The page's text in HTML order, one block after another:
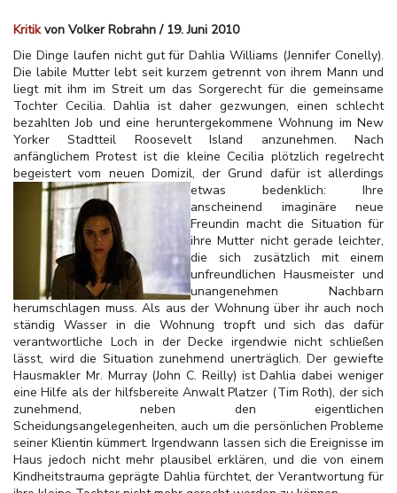
Kritikvon Volker Robrahn / 19. Juni 2010
Die Dinge laufen nicht gut für Dahlia Williams (Jennifer Conelly).
Die labile Mutter lebt seit kurzem getrennt von ihrem Mann und
liegt mit ihm im Streit um das Sorgerecht für die gemeinsame
Tochter Cecilia. Dahlia ist daher gezwungen, einen schlecht
bezahlten Job und eine heruntergekommene Wohnung im New
Yorker Stadtteil Roosevelt Island anzunehmen. Nach
anfänglichem Protest ist die kleine Cecilia plötzlich regelrecht
begeistert vom neuen Domizil, der Grund dafür ist allerdings
etwas bedenklich: Ihre
anscheinend imaginäre neue
Freundin macht die Situation für
ihre Mutter nicht gerade leichter,
die sich zusätzlich mit einem
unfreundlichen Hausmeister und
unangenehmen Nachbarn
herumschlagen muss. Als aus der Wohnung über ihr auch noch
ständig Wasser in die Wohnung tropft und sich das dafür
verantwortliche Loch in der Decke irgendwie nicht schließen
lässt, wird die Situation zunehmend unerträglich. Der gewiefte
Hausmakler Mr. Murray (John C. Reilly) ist Dahlia dabei weniger
eine Hilfe als der hilfsbereite Anwalt Platzer (Tim Roth), der sich
zunehmend, neben den eigentlichen
Scheidungsangelegenheiten, auch um die persönlichen Probleme
seiner Klientin kümmert. Irgendwann lassen sich die Ereignisse im
Haus jedoch nicht mehr plausibel erklären, und die von einem
Kindheitstrauma geprägte Dahlia fürchtet, der Verantwortung für